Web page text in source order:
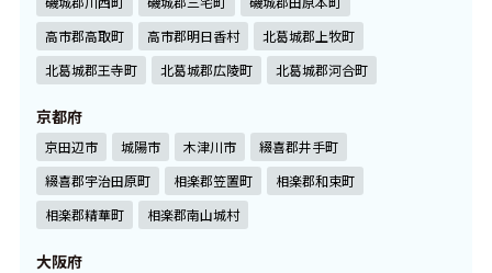
高市郡高取町
高市郡明日香村
北葛城郡上牧町
北葛城郡王寺町
北葛城郡広陵町 北葛城郡河合町
京都府
京田辺市 城陽市 木津川市
綴喜郡井手町
綴喜郡宇治田原町
相楽郡笠置町
相楽郡和束町
相楽郡精華町
相楽郡南山城村
大阪府